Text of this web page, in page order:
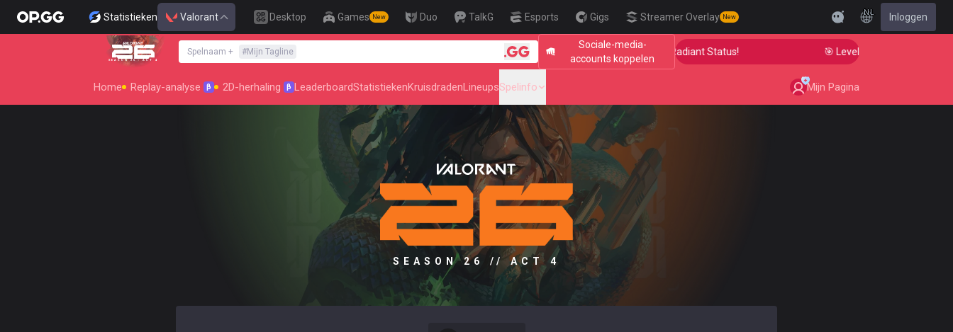
Statistieken Valorant Desktop Games New Duo TalkG Esports Gigs Streamer Overlay New
NL Inloggen
SEASON 26 : ACT 4
Spelnaam + #Mijn Tagline
Sociale-media-
accounts koppelen
🎯 Level Up Your Aim to Radiant Status! 🎯 Level Up Your Aim to
Home Replay-analyse β 2D-herhaling β LeaderboardStatistiekenKruisdradenLineupsSpelinfo Mijn Pagina
SEASON 26 // ACT 4